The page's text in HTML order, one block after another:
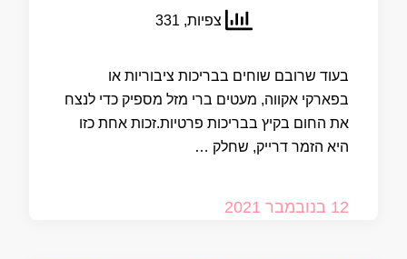
צפיות, 331
בעוד שרובם שוחים בבריכות ציבוריות או
בפארקי אקווה, מעטים ברי מזל מספיק כדי לנצח
את החום בקיץ בבריכות פרטיות.זכות אחת כזו
היא הזמר דרייק, שחלק …
12 בנובמבר 2021